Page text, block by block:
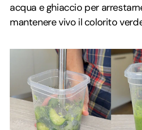
acqua e ghiaccio per
mantenere vivo il colorito